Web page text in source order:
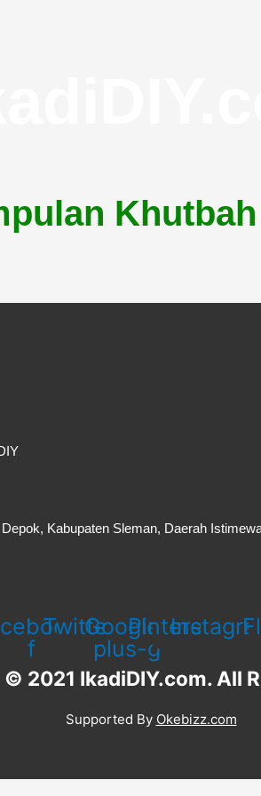
Kabupaten Sleman, Daerah
f
TwitterGoogle-
plus-g
Pinterest
2021 IkadiDIY.com. All
Supported By Okebizz.com